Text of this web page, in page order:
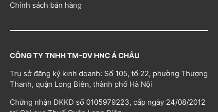
Chính sách bán hàng
CÔNG TY TNHH TM-DV HNC Á CHÂU
Trụ sở đăng ký kinh doanh: Số 105, tổ 22, phường Thượng
Thanh, quận Long Biên, thành phố Hà Nội
Chứng nhận ĐKKD số 0105979223, cấp ngày 24/08/2012